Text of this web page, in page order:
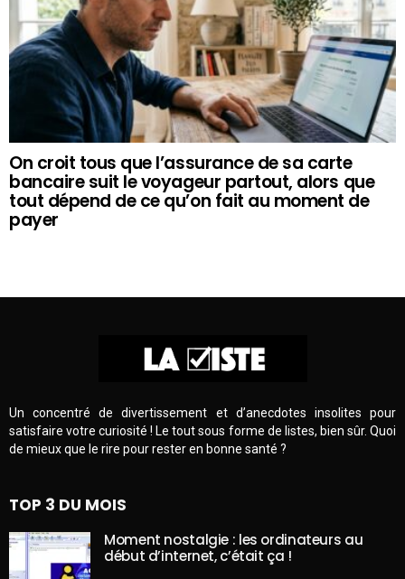
On croit tous que l’assurance de sa carte
bancaire suit le voyageur partout, alors que
tout dépend de ce qu’on fait au moment de
payer
Un concentré de divertissement et d’anecdotes insolites pour
satisfaire votre curiosité ! Le tout sous forme de listes, bien sûr. Quoi
de mieux que le rire pour rester en bonne santé ?
TOP 3 DU MOIS
Moment nostalgie : les ordinateurs au
début d’internet, c’était ça !